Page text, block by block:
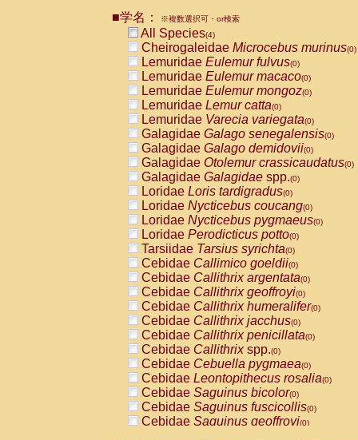
■学名： ※複数選択可・or検索
All Species(4)
Cheirogaleidae Microcebus murinus(0)
Lemuridae Eulemur fulvus(0)
Lemuridae Eulemur macaco(0)
Lemuridae Eulemur mongoz(0)
Lemuridae Lemur catta(0)
Lemuridae Varecia variegata(0)
Galagidae Galago senegalensis(0)
Galagidae Galago demidovii(0)
Galagidae Otolemur crassicaudatus(0)
Galagidae Galagidae spp.(0)
Loridae Loris tardigradus(0)
Loridae Nycticebus coucang(0)
Loridae Nycticebus pygmaeus(0)
Loridae Perodicticus potto(0)
Tarsiidae Tarsius syrichta(0)
Cebidae Callimico goeldii(0)
Cebidae Callithrix argentata(0)
Cebidae Callithrix geoffroyi(0)
Cebidae Callithrix humeralifer(0)
Cebidae Callithrix jacchus(0)
Cebidae Callithrix penicillata(0)
Cebidae Callithrixspp.(0)
Cebidae Cebuella pygmaea(0)
Cebidae Leontopithecus rosalia(0)
Cebidae Saguinus bicolor(0)
Cebidae Saguinus fuscicollis(0)
Cebidae Saguinus geoffroyi(0)